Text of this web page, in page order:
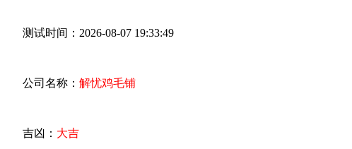
测试时间：2026-08-07 19:33:49
公司名称： 解忧鸡毛铺
吉凶： 大吉